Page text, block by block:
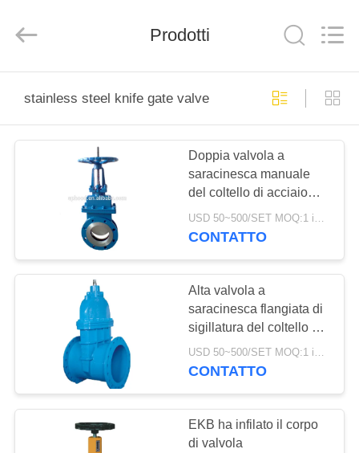
PRODOTTI
VISITA
FABBRICA
CONTROLLO
DELLA
QUALITÀ
Equipment
Rights
Prodotti
stainless steel knife gate valve
Doppia valvola a
saracinesca manuale
del coltello di acciaio
inossidabile della
valvola a saracinesca
USD 50~500/SET MOQ:1 insieme
CONTATTO
Alta valvola a
saracinesca flangiata di
sigillatura del coltello di
acciaio inossidabile di
sicurezza della valvola a
USD 50~500/SET MOQ:1 insieme
CONTATTO
EKB ha infilato il corpo
di valvola